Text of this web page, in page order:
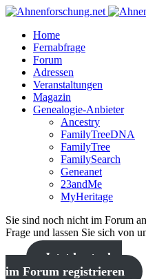
Home
Fernabfrage
Forum
Adressen
Veranstaltungen
Magazin
Genealogie-Anbieter
Ancestry
FamilyTreeDNA
FamilyTree
FamilySearch
Geneanet
23andMe
MyHeritage
Sie sind noch nicht im Forum
Frage und lassen Sie sich von
Jetzt kostenlos
im Forum registrieren